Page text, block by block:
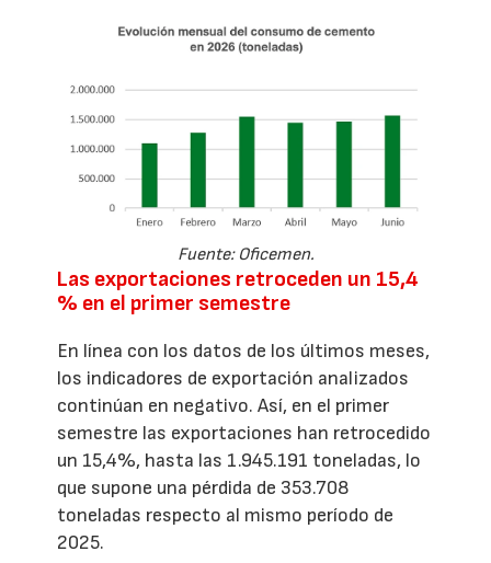
Fuente: Oficemen.
Las exportaciones retroceden un 15,4
% en el primer semestre
En línea con los datos de los últimos meses,
los indicadores de exportación analizados
continúan en negativo. Así, en el primer
semestre las exportaciones han retrocedido
un 15,4%, hasta las 1.945.191 toneladas, lo
que supone una pérdida de 353.708
toneladas respecto al mismo período de
2025.